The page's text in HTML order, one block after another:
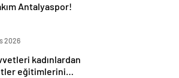
Antalyaspor!
2026
kadınlardan
eğitimlerini